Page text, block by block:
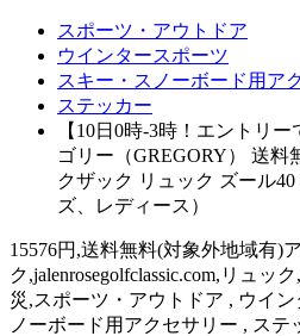
スポーツ・アウトドア
ウインタースポーツ
スキー・スノーボード用ア
ステッカー
【10日0時-3時！エントリ
ゴリー（GREGORY） 送料
クザック リュック ズール40
ズ、レディース）
15576円,送料無料(対象外地域有)
ク,jalenrosegolfclassic.com,リュッ
災,スポーツ・アウトドア , ウイ
ノーボード用アクセサリー , ス